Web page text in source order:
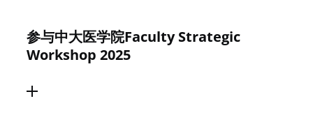
参与中大医学院Faculty Strategic
Workshop 2025